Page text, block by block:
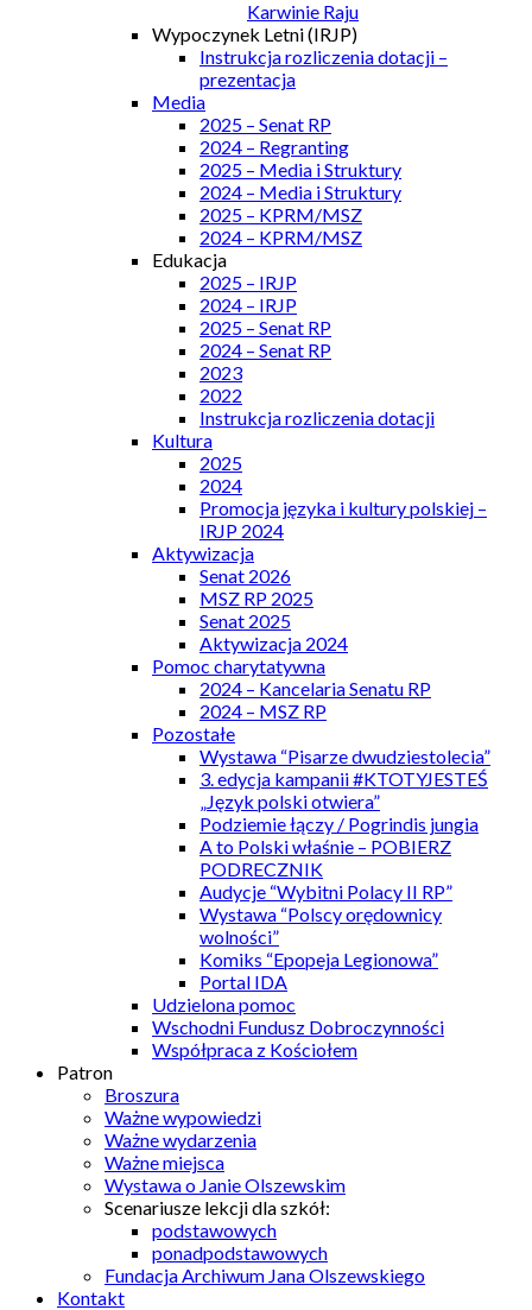
Karwinie Raju
Wypoczynek Letni (IRJP)
Instrukcja rozliczenia dotacji –
prezentacja
Media
2025 – Senat RP
2024 – Regranting
2025 – Media i Struktury
2024 – Media i Struktury
2025 – KPRM/MSZ
2024 – KPRM/MSZ
Edukacja
2025 – IRJP
2024 – IRJP
2025 – Senat RP
2024 – Senat RP
2023
2022
Instrukcja rozliczenia dotacji
Kultura
2025
2024
Promocja języka i kultury polskiej –
IRJP 2024
Aktywizacja
Senat 2026
MSZ RP 2025
Senat 2025
Aktywizacja 2024
Pomoc charytatywna
2024 – Kancelaria Senatu RP
2024 – MSZ RP
Pozostałe
Wystawa “Pisarze dwudziestolecia”
3. edycja kampanii #KTOTYJESTEŚ
„Język polski otwiera”
Podziemie łączy / Pogrindis jungia
A to Polski właśnie – POBIERZ
PODRECZNIK
Audycje “Wybitni Polacy II RP”
Wystawa “Polscy orędownicy
wolności”
Komiks “Epopeja Legionowa”
Portal IDA
Udzielona pomoc
Wschodni Fundusz Dobroczynności
Współpraca z Kościołem
Patron
Broszura
Ważne wypowiedzi
Ważne wydarzenia
Ważne miejsca
Wystawa o Janie Olszewskim
Scenariusze lekcji dla szkół:
podstawowych
ponadpodstawowych
Fundacja Archiwum Jana Olszewskiego
Kontakt